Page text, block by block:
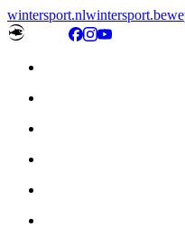
wintersport.nlwintersport.be